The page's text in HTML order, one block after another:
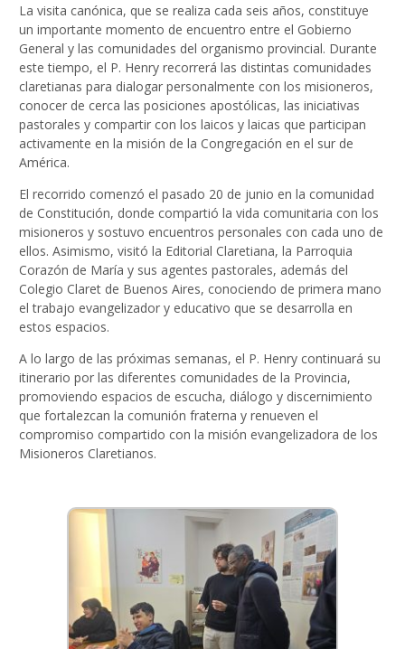
La visita canónica, que se realiza cada seis años, constituye
un importante momento de encuentro entre el Gobierno
General y las comunidades del organismo provincial. Durante
este tiempo, el P. Henry recorrerá las distintas comunidades
claretianas para dialogar personalmente con los misioneros,
conocer de cerca las posiciones apostólicas, las iniciativas
pastorales y compartir con los laicos y laicas que participan
activamente en la misión de la Congregación en el sur de
América.
El recorrido comenzó el pasado 20 de junio en la comunidad
de Constitución, donde compartió la vida comunitaria con los
misioneros y sostuvo encuentros personales con cada uno de
ellos. Asimismo, visitó la Editorial Claretiana, la Parroquia
Corazón de María y sus agentes pastorales, además del
Colegio Claret de Buenos Aires, conociendo de primera mano
el trabajo evangelizador y educativo que se desarrolla en
estos espacios.
A lo largo de las próximas semanas, el P. Henry continuará su
itinerario por las diferentes comunidades de la Provincia,
promoviendo espacios de escucha, diálogo y discernimiento
que fortalezcan la comunión fraterna y renueven el
compromiso compartido con la misión evangelizadora de los
Misioneros Claretianos.